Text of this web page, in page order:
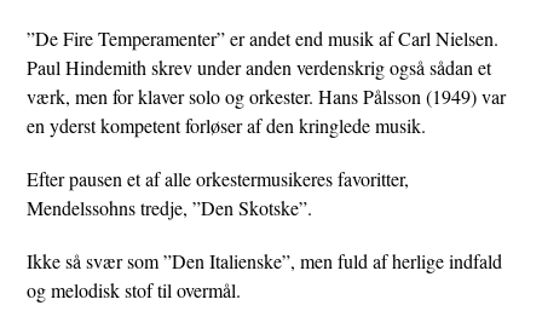
”De Fire Temperamenter” er andet end musik af Carl Nielsen.
Paul Hindemith skrev under anden verdenskrig også sådan et
værk, men for klaver solo og orkester. Hans Pålsson (1949) var
en yderst kompetent forløser af den kringlede musik.
Efter pausen et af alle orkestermusikeres favoritter,
Mendelssohns tredje, ”Den Skotske”.
Ikke så svær som ”Den Italienske”, men fuld af herlige indfald
og melodisk stof til overmål.